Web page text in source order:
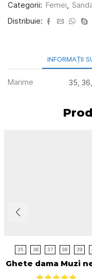
7118
blue
Categorii: Femei,
Distribuie:
INFORMAȚII
Marime 35,
35 36 37 38 39
Ghete dama Muzi